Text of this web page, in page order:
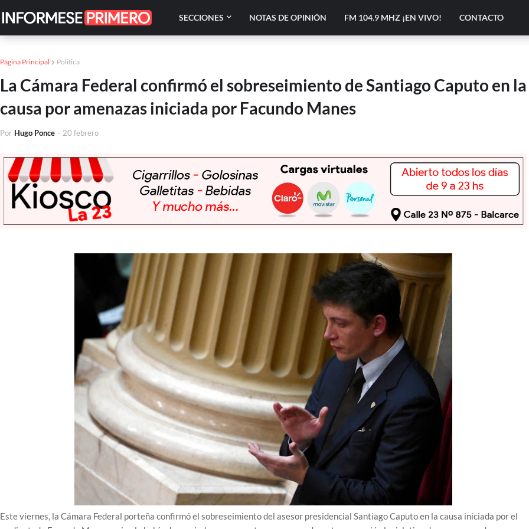
SECCIONES NOTAS DE OPINIÓN FM 104.9 MHZ ¡EN VIVO! CONTACTO
Página Principal Politica
La Cámara Federal confirmó el sobreseimiento de Santiago Caputo en la
causa por amenazas iniciada por Facundo Manes
Por Hugo Ponce - 20 febrero
Este viernes, la Cámara Federal porteña confirmó el sobreseimiento del asesor presidencial Santiago Caputo en la causa iniciada por el